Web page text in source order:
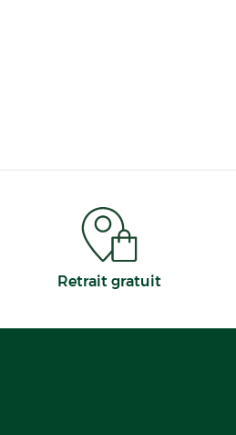
Retrait gratuit